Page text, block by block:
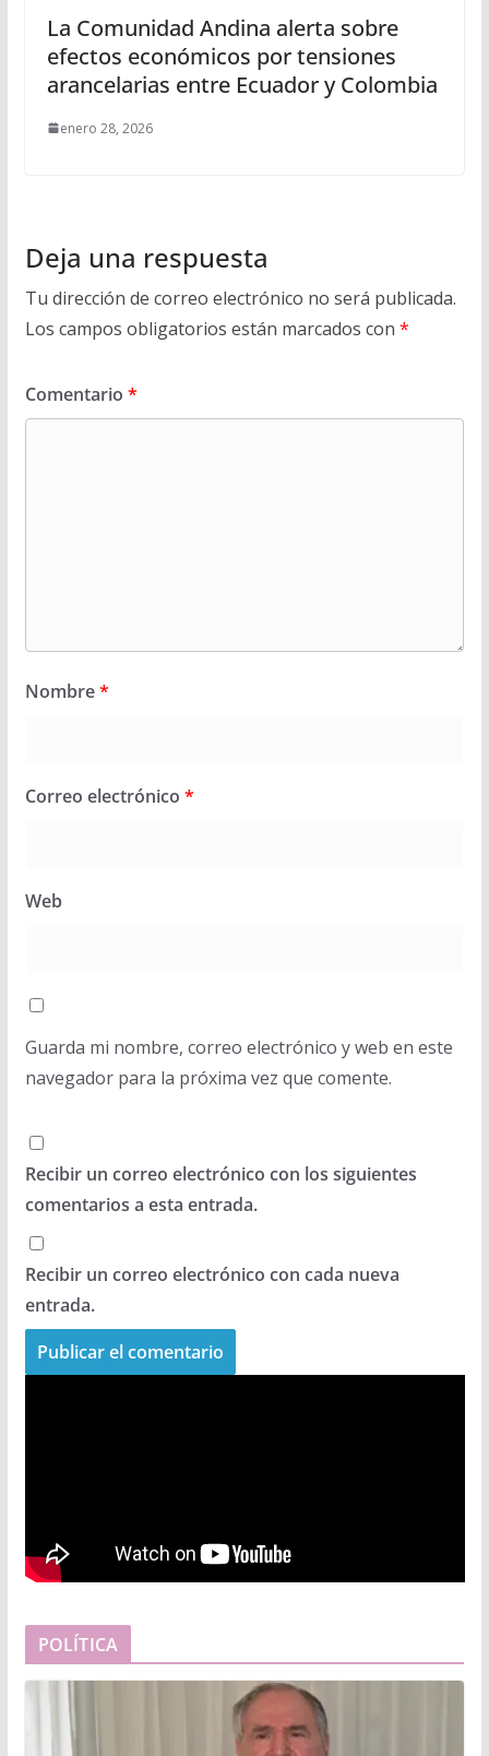
La Comunidad Andina alerta sobre
efectos económicos por tensiones
arancelarias entre Ecuador y Colombia
enero 28, 2026
Deja una respuesta
Tu dirección de correo electrónico no será publicada.
Los campos obligatorios están marcados con *
Comentario *
Nombre*
Correo electrónico *
Web
Guarda mi nombre, correo electrónico y web en este
navegador para la próxima vez que comente.
Recibir un correo electrónico con los siguientes
comentarios a esta entrada.
Recibir un correo electrónico con cada nueva
entrada.
POLÍTICA